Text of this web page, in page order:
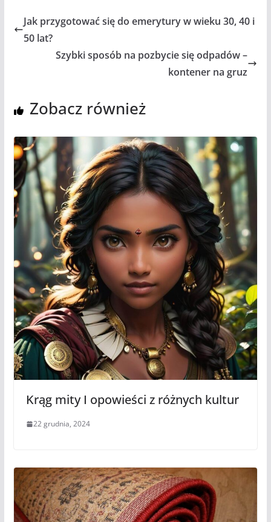
Jak przygotować się do emerytury w wieku 30, 40 i
50 lat?
Szybki sposób na pozbycie się odpadów –
kontener na gruz
Zobacz również
Krąg mity I opowieści z różnych kultur
22 grudnia, 2024